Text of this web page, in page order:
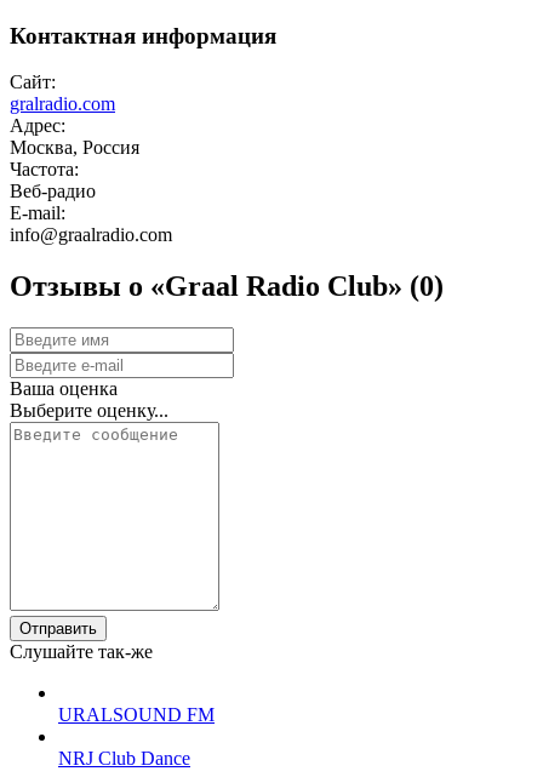
Контактная информация
Сайт:
gralradio.com
Адрес:
Москва, Россия
Частота:
Веб-радио
E-mail:
info@graalradio.com
Отзывы о «Graal Radio Club» (0)
Ваша оценка
Выберите оценку...
Отправить
Слушайте так-же
URALSOUND FM
NRJ Club Dance